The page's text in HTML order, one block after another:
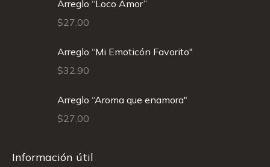
Arreglo “Loco Amor”
$27.00
Arreglo “Mi Emoticón Favorito"
$32.90
Arreglo “Aroma que enamora"
$27.00
Información útil